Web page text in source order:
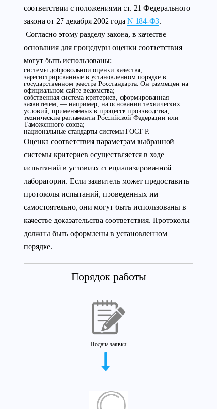
соответствии с положениями ст. 21 Федерального
закона от 27 декабря 2002 года N 184-ФЗ.
Согласно этому разделу закона, в качестве
основания для процедуры оценки соответствия
могут быть использованы:
системы добровольной оценки качества,
зарегистрированные в установленном порядке в
государственном реестре Росстандарта. Он размещен на
официальном сайте ведомства;
собственная система критериев, сформированная
заявителем, — например, на основании технических
условий, применяемых в процессе производства;
технические регламенты Российской Федерации или
Таможенного союза;
национальные стандарты системы ГОСТ Р.
Оценка соответствия параметрам выбранной
системы критериев осуществляется в ходе
испытаний в условиях специализированной
лаборатории. Если заявитель может предоставить
протоколы испытаний, проведенных им
самостоятельно, они могут быть использованы в
качестве доказательства соответствия. Протоколы
должны быть оформлены в установленном
порядке.
Порядок работы
Подача заявки